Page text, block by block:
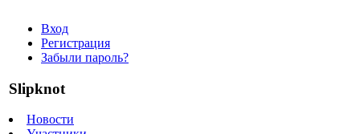
Вход
Регистрация
Забыли пароль?
Slipknot
Новости